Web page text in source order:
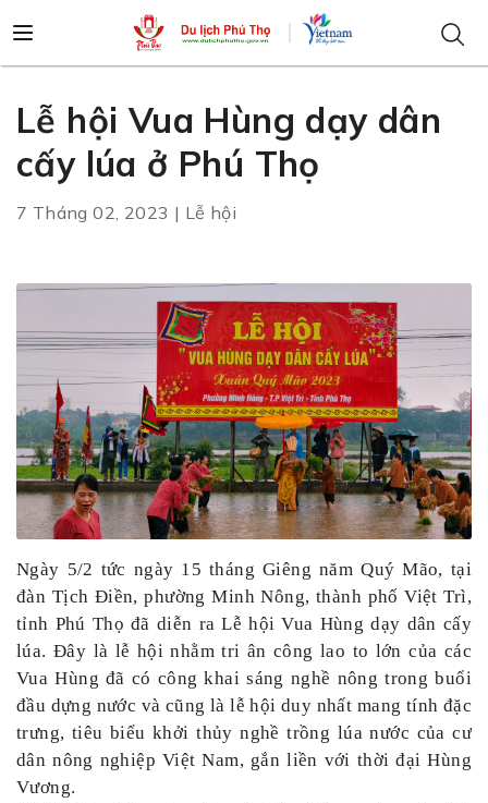
Lễ hội Vua Hùng dạy dân
cấy lúa ở Phú Thọ
7 Tháng 02, 2023 | Lễ hội
Ngày 5/2 tức ngày 15 tháng Giêng năm Quý Mão, tại
đàn Tịch Điền, phường Minh Nông, thành phố Việt Trì,
tỉnh Phú Thọ đã diễn ra Lễ hội Vua Hùng dạy dân cấy
lúa. Đây là lễ hội nhằm tri ân công lao to lớn của các
Vua Hùng đã có công khai sáng nghề nông trong buổi
đầu dựng nước và cũng là lễ hội duy nhất mang tính đặc
trưng, tiêu biểu khởi thủy nghề trồng lúa nước của cư
dân nông nghiệp Việt Nam, gắn liền với thời đại Hùng
Vương.